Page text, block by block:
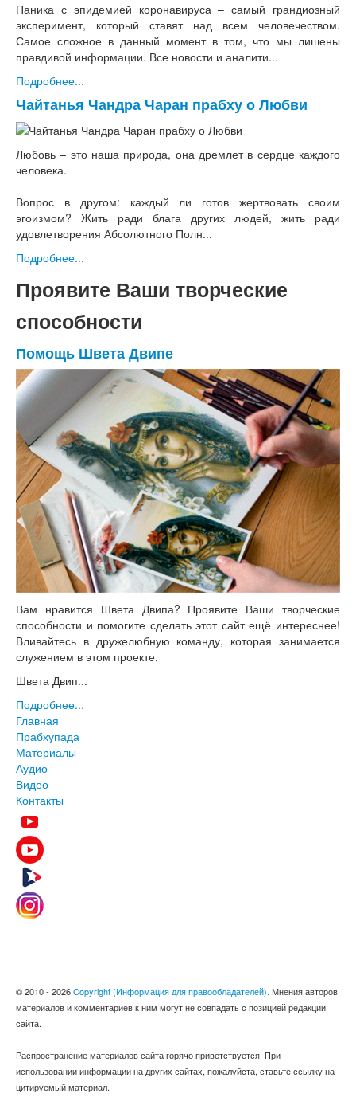
Паника с эпидемией коронавируса – самый грандиозный
эксперимент, который ставят над всем человечеством.
Самое сложное в данный момент в том, что мы лишены
правдивой информации. Все новости и аналити...
Подробнее...
Чайтанья Чандра Чаран прабху о Любви
Любовь – это наша природа, она дремлет в сердце каждого
человека.
Вопрос в другом: каждый ли готов жертвовать своим
эгоизмом? Жить ради блага других людей, жить ради
удовлетворения Абсолютного Полн...
Подробнее...
Проявите Ваши творческие
способности
Помощь Швета Двипе
Вам нравится Швета Двипа? Проявите Ваши творческие
способности и помогите сделать этот сайт ещё интереснее!
Вливайтесь в дружелюбную команду, которая занимается
служением в этом проекте.
Швета Двип...
Подробнее...
Главная
Прабхупада
Материалы
Аудио
Видео
Контакты
© 2010 - 2026Copyright (Информация для правообладателей). Мнения авторов
материалов и комментариев к ним могут не совпадать с позицией редакции
сайта.
Распространение материалов сайта горячо приветствуется! При
использовании информации на других сайтах, пожалуйста, ставьте ссылку на
цитируемый материал.